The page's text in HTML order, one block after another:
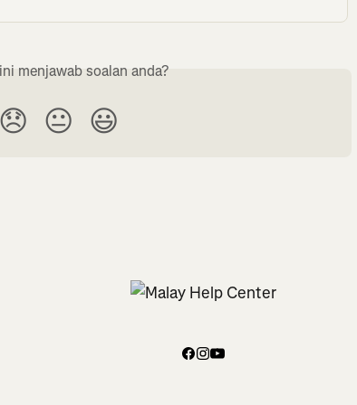
menjawab soalan anda?
😞 😐 😃